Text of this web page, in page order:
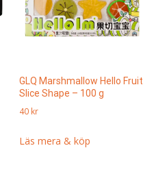
GLQ Marshmallow Hello Fruit
Slice Shape – 100 g
40 kr
Läs mera & köp